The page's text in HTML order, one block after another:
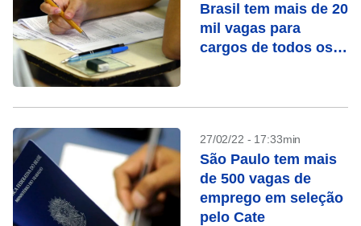
Brasil tem mais de 20
mil vagas para
cargos de todos os
27/02/22 - 17:33min
São Paulo tem mais
de 500 vagas de
emprego em seleção
pelo Cate